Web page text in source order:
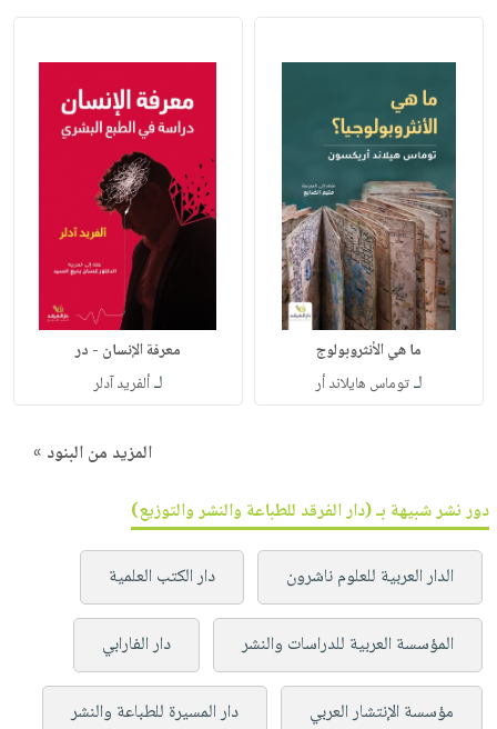
ما هي الأنثروبولوج
لـتوماس هايلاند أر
معرفة الإنسان - در
لـألفريد آدلر
المزيد من البنود »
دور نشر شبيهة بـ (دار الفرقد للطباعة والنشر والتوزيع)
الدار العربية للعلوم ناشرون دار الكتب العلمية
المؤسسة العربية للدراسات والنشر دار الفارابي
مؤسسة الإنتشار العربي دار المسيرة للطباعة والنشر